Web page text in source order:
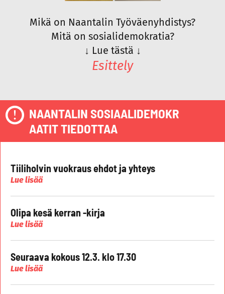
Mikä on Naantalin Työväenyhdistys?
Mitä on sosialidemokratia?
↓ Lue tästä ↓
Esittely
NAANTALIN SOSIAALIDEMOKR
AATIT TIEDOTTAA
Tiiliholvin vuokraus ehdot ja yhteys
Lue lisää
Olipa kesä kerran -kirja
Lue lisää
Seuraava kokous 12.3. klo 17.30
Lue lisää